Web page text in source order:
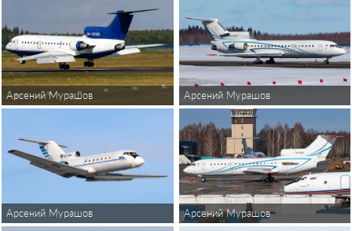
Арсений Мурашов Арсений Мурашов
Арсений Мурашов Арсений Мурашов